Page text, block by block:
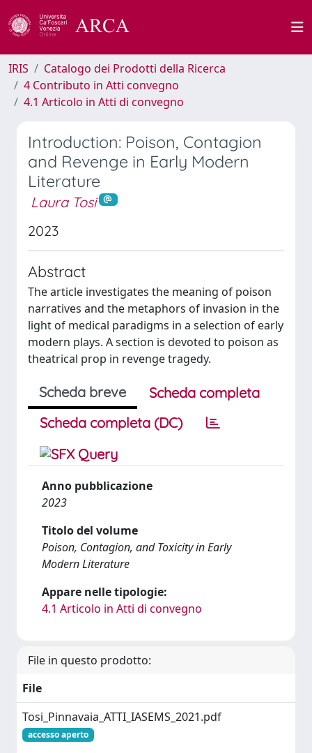
IRIS
Catalogo dei Prodotti della Ricerca
4 Contributo in Atti convegno
4.1 Articolo in Atti di convegno
Introduction: Poison, Contagion
and Revenge in Early Modern
Literature
Laura Tosi
2023
Abstract
The article investigates the meaning of poison
narratives and the metaphors of invasion in the
light of medical paradigms in a selection of early
modern plays. A section is devoted to poison as
theatrical prop in revenge tragedy.
Scheda breve
Scheda completa
Scheda completa (DC)
Anno pubblicazione
2023
Titolo del volume
Poison, Contagion, and Toxicity in Early
Modern Literature
Appare nelle tipologie:
4.1 Articolo in Atti di convegno
File in questo prodotto:
File
Tosi_Pinnavaia_ATTI_IASEMS_2021.pdf
accesso aperto